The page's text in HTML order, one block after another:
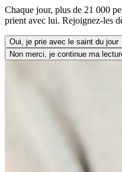
Chaque jour, plus de 21 000
prient avec lui. Rejoignez-les
Oui, je prie avec le saint du jour
Non merci, je continue ma